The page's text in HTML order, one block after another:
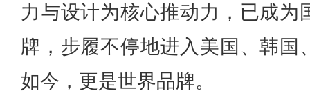
力与设计为核心推动力，已成为
牌，步履不停地进入美国、韩国
如今，更是世界品牌。